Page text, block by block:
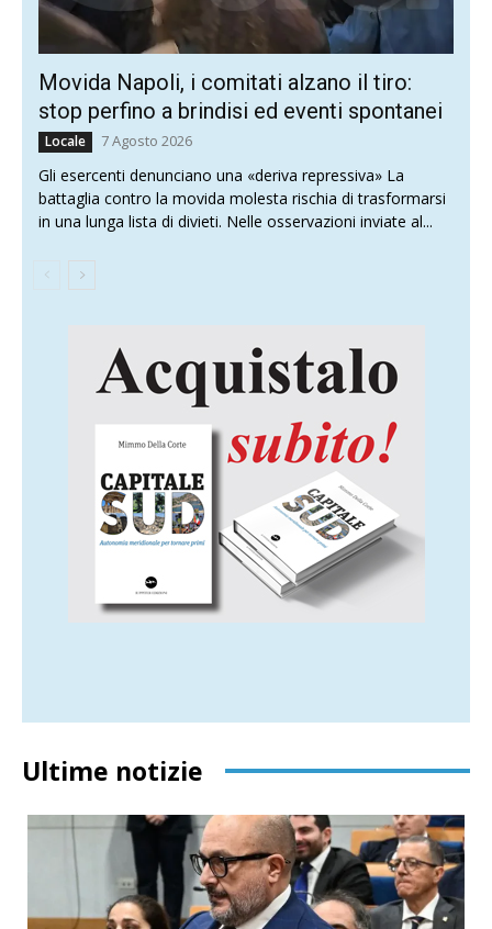
Movida Napoli, i comitati alzano il tiro:
stop perfino a brindisi ed eventi spontanei
Locale 7 Agosto 2026
Gli esercenti denunciano una «deriva repressiva» La
battaglia contro la movida molesta rischia di trasformarsi
in una lunga lista di divieti. Nelle osservazioni inviate al...
Ultime notizie